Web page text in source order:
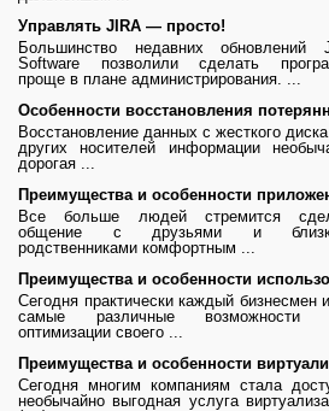
Управлять JIRA — просто!
Большинство недавних обновлений
Software позволили сделать
проще в плане администрирования. ...
Особенности восстановления
Восстановление данных с жесткого
других носителей информации
дорогая ...
Преимущества и особенности
Все больше людей стремится
общение с друзьями и
родственниками комфортным ...
Преимущества и особенности
Сегодня практически каждый бизнесмен
самые различные возможности
оптимизации своего ...
Преимущества и особенности
Сегодня многим компаниям стала
необычайно выгодная услуга